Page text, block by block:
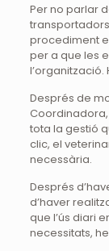
Per no parlar
procediment
per a que les
Després de
tota la gestió
clic, el
necessària.
Després
d’haver
que l’ús diari
necessitats,